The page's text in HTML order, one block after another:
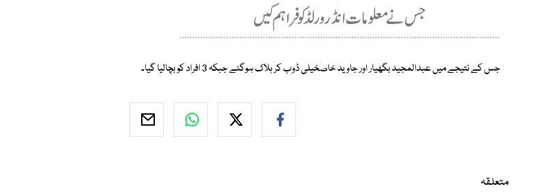
جس کے نتیجے میں عبدالمجید بگھیار اور جاوید خاصخیلی ڈوب کر ہلاک ہوگئے جبکہ 3 افراد کو بچالیا گیا۔
متعلقہ